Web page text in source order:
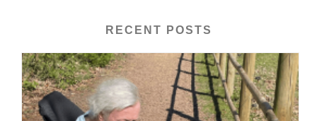
RECENT POSTS